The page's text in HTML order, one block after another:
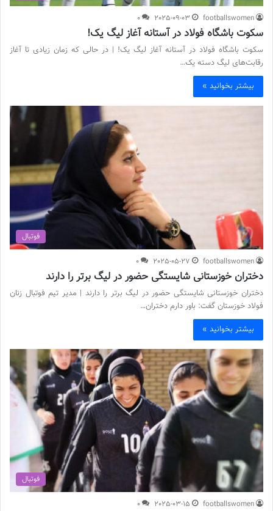
footballswomen
2025-09-03
0
سکوت باشگاه فولاد در آستانه آغاز لیگ یک!
سکوت باشگاه فولاد در آستانه آغاز لیگ یک! | در حالی که زمان زیادی تا آغاز
رقابت‌های لیگ دسته یک…
بیشتر بخوانید »
فوتبال
footballswomen
2025-05-27
0
دختران خوزستانی شایستگی حضور در لیگ برتر را دارند
دختران خوزستانی شایستگی حضور در لیگ برتر را دارند | مدیر تیم فوتبال زنان
فولاد خوزستان گفت: باور دارم دختران…
بیشتر بخوانید »
فوتبال
footballswomen
2025-03-15
0